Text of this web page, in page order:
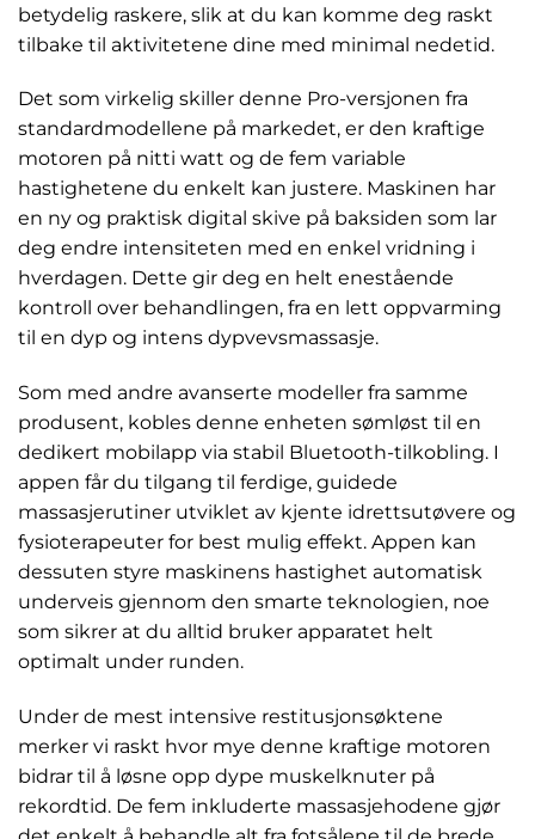
betydelig raskere, slik at du kan komme deg raskt
tilbake til aktivitetene dine med minimal nedetid.
Det som virkelig skiller denne Pro-versjonen fra
standardmodellene på markedet, er den kraftige
motoren på nitti watt og de fem variable
hastighetene du enkelt kan justere. Maskinen har
en ny og praktisk digital skive på baksiden som lar
deg endre intensiteten med en enkel vridning i
hverdagen. Dette gir deg en helt enestående
kontroll over behandlingen, fra en lett oppvarming
til en dyp og intens dypvevsmassasje.
Som med andre avanserte modeller fra samme
produsent, kobles denne enheten sømløst til en
dedikert mobilapp via stabil Bluetooth-tilkobling. I
appen får du tilgang til ferdige, guidede
massasjerutiner utviklet av kjente idrettsutøvere og
fysioterapeuter for best mulig effekt. Appen kan
dessuten styre maskinens hastighet automatisk
underveis gjennom den smarte teknologien, noe
som sikrer at du alltid bruker apparatet helt
optimalt under runden.
Under de mest intensive restitusjonsøktene
merker vi raskt hvor mye denne kraftige motoren
bidrar til å løsne opp dype muskelknuter på
rekordtid. De fem inkluderte massasjehodene gjør